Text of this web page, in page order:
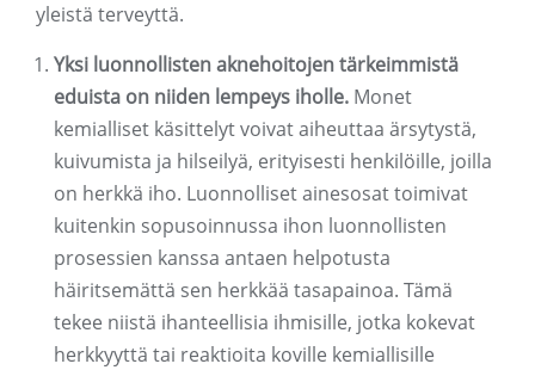
yleistä terveyttä.
Yksi luonnollisten aknehoitojen tärkeimmistä
eduista on niiden lempeys iholle. Monet
kemialliset käsittelyt voivat aiheuttaa ärsytystä,
kuivumista ja hilseilyä, erityisesti henkilöille, joilla
on herkkä iho. Luonnolliset ainesosat toimivat
kuitenkin sopusoinnussa ihon luonnollisten
prosessien kanssa antaen helpotusta
häiritsemättä sen herkkää tasapainoa. Tämä
tekee niistä ihanteellisia ihmisille, jotka kokevat
herkkyyttä tai reaktioita koville kemiallisille